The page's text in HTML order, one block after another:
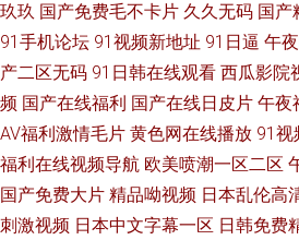
玖玖 国产免费毛不卡片 久久无码 国产
91手机论坛 91视频新地址 91日逼 午
产二区无码 91日韩在线观看 西瓜影院
频 国产在线福利 国产在线日皮片 午夜
AV福利激情毛片 黄色网在线播放 91视
福利在线视频导航 欧美喷潮一区二区
国产免费大片 精品呦视频 日本乱伦高
刺激视频 日本中文字幕一区 日韩免费